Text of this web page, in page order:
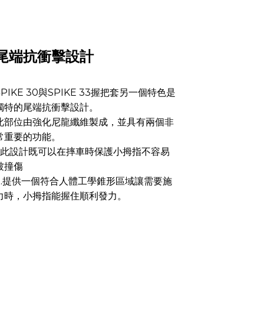
端抗衝擊設計
30與SPIKE 33握把套另一個特色是
特的尾端抗衝擊設計。
部位由強化尼龍纖維製成，並具有兩個非
重要的功能。
此設計既可以在摔車時保護小拇指不容易
撞傷
提供一個符合人體工學錐形區域讓需要施
時，小拇指能握住順利發力。